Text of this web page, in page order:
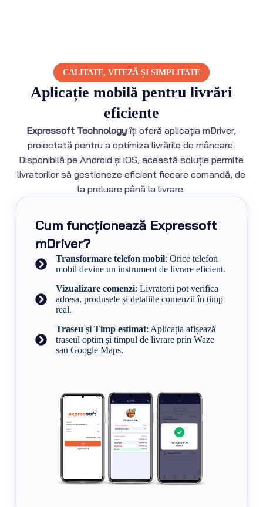
CALITATE, VITEZĂ ȘI SIMPLITATE
Aplicație mobilă pentru livrări
eficiente
Expressoft Technology îți oferă aplicația mDriver,
proiectată pentru a optimiza livrările de mâncare.
Disponibilă pe Android și iOS, această soluție permite
livratorilor să gestioneze eficient fiecare comandă, de
la preluare până la livrare.
Cum funcționează Expressoft
mDriver?
Transformare telefon mobil: Orice telefon
mobil devine un instrument de livrare eficient.
Vizualizare comenzi: Livratorii pot verifica
adresa, produsele și detaliile comenzii în timp
real.
Traseu și Timp estimat: Aplicația afișează
traseul optim și timpul de livrare prin Waze
sau Google Maps.